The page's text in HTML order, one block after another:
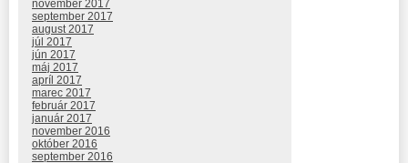
november 2017
september 2017
august 2017
júl 2017
jún 2017
máj 2017
apríl 2017
marec 2017
február 2017
január 2017
november 2016
október 2016
september 2016